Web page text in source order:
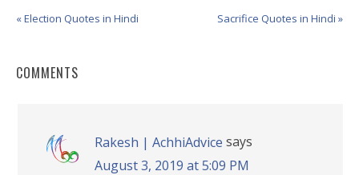
« Election Quotes in Hindi Sacrifice Quotes in Hindi »
COMMENTS
Rakesh | AchhiAdvice says
August 3, 2019 at 5:09 PM